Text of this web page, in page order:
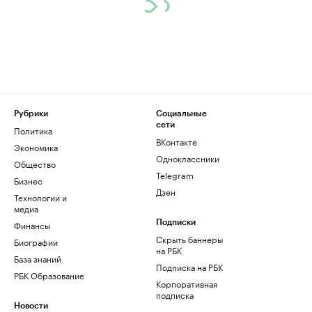
Рубрики
Политика
Экономика
Общество
Бизнес
Технологии и
медиа
Финансы
Биографии
База знаний
РБК Образование
Новости
Социальные
сети
ВКонтакте
Одноклассники
Telegram
Дзен
Подписки
Скрыть баннеры
на РБК
Подписка на РБК
Корпоративная
подписка